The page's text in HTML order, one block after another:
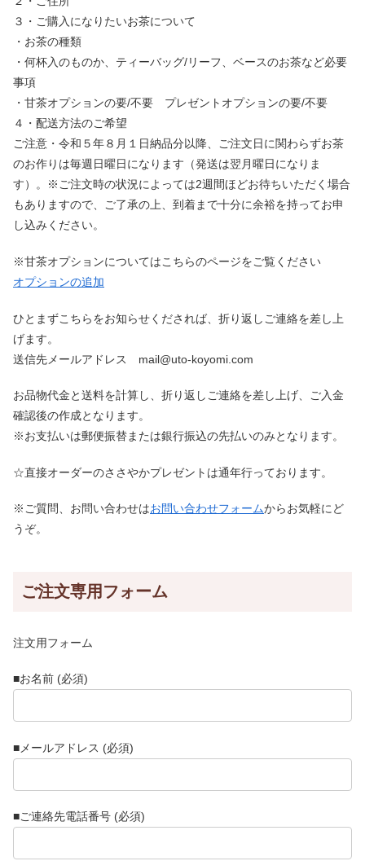
３・ご購入になりたいお茶について
・お茶の種類
・何杯入のものか、ティーバッグ/リーフ、ベースのお茶など必要
事項
・甘茶オプションの要/不要 プレゼントオプションの要/不要
４・配送方法のご希望
ご注意・令和５年８月１日納品分以降、ご注文日に関わらずお茶
のお作りは毎週日曜日になります（発送は翌月曜日になりま
す）。※ご注文時の状況によっては2週間ほどお待ちいただく場合
もありますので、ご了承の上、到着まで十分に余裕を持ってお申
し込みください。
※甘茶オプションについてはこちらのページをご覧ください
オプションの追加
ひとまずこちらをお知らせくだされば、折り返しご連絡を差し上
げます。
送信先メールアドレス mail@uto-koyomi.com
お品物代金と送料を計算し、折り返しご連絡を差し上げ、ご入金
確認後の作成となります。
※お支払いは郵便振替または銀行振込の先払いのみとなります。
☆直接オーダーのささやかプレゼントは通年行っております。
※ご質問、お問い合わせはお問い合わせフォームからお気軽にど
うぞ。
ご注文専用フォーム
注文用フォーム
■お名前 (必須)
■メールアドレス (必須)
■ご連絡先電話番号 (必須)